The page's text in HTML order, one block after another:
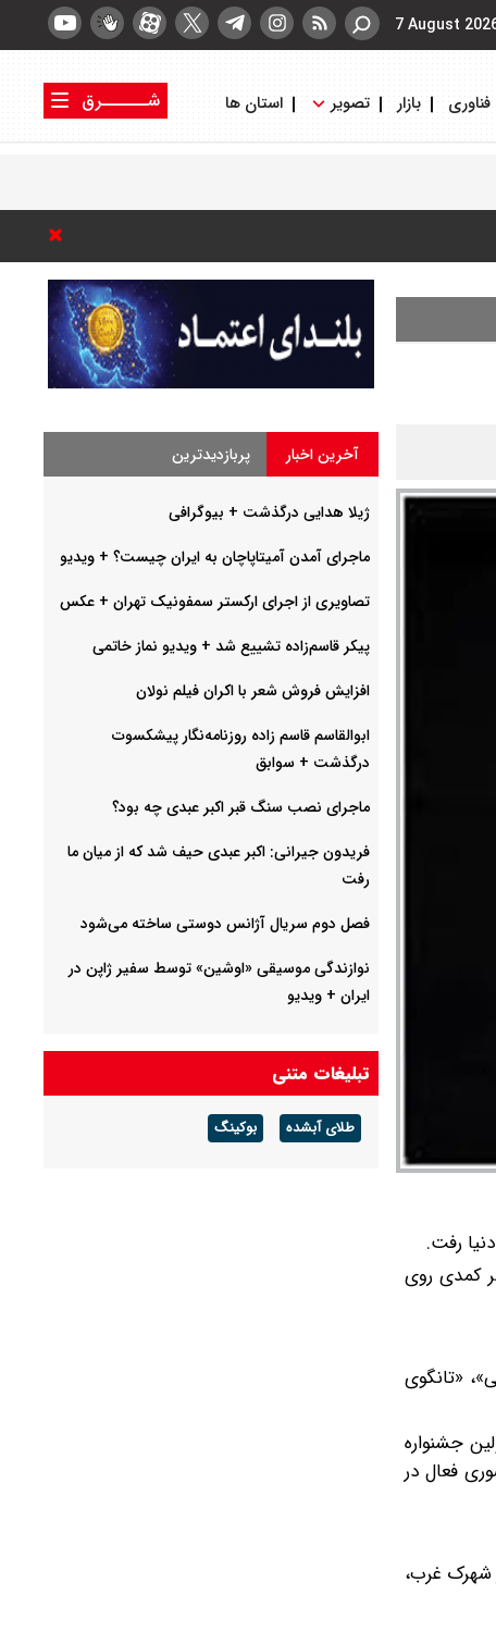
7 August
فناوری بازار تصویر استان ها
شــــــرق
کمدی روی
«تانگوی
جشنواره
فعال در
الزهرا (س) واقع در شهرک غرب،
آخرین اخبار پربازدیدترین
ژیلا هدایی درگذشت + بیوگرافی
ماجرای آمدن آمیتاپاچان به ایران چیست؟ + ویدیو
تصاویری از اجرای ارکستر سمفونیک تهران +‌ عکس
پیکر قاسم‌زاده تشییع شد + ویدیو نماز خاتمی
افزایش فروش شعر با اکران فیلم نولان
ابوالقاسم قاسم زاده روزنامه‌نگار پیشکسوت
درگذشت + سوابق
ماجرای نصب سنگ قبر اکبر عبدی چه بود؟
فریدون جیرانی: اکبر عبدی حیف شد که از میان ما
رفت
فصل دوم سریال آژانس دوستی ساخته می‌شود
نوازندگی موسیقی «اوشین» توسط سفیر ژاپن در
ایران + ویدیو
تبلیغات متنی
طلای آبشده بوکینگ